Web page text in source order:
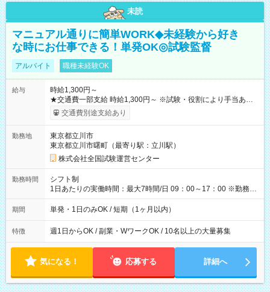
未読
マニュアル通りに簡単WORK◆未経験から好き
な時にお仕事できる！単発OK◎試験監督
アルバイト 職種未経験OK
給与
時給1,300円～
★交通費一部支給 時給1,300円～ ※試験・役割により手当あり
※勤務回数により昇給あり 【即給（前払い）オプションあ
り！】 希望される場合、勤務から1週間ほどで給与の一部を受け
例】 ・河合塾模擬試験 8:30～17:30（休憩1時間） 時給1,300円
×8時間＝日収10,400円＋交通費 ※当日の役割により時給＋100
円の場合あり ・国家試験 7:00～13:30（休憩なし） 時給1,300
円（役割手当＋100円）×6時間＝日収8,400円＋交通費 【試用期
間】試用期間なし
交通費別途支給あり
勤務地
東京都立川市
東京都立川市曙町（最寄り駅：立川駅）
株式会社全国試験運営センター
勤務時間
シフト制
1日あたりの実働時間：最大7時間/日 09：00～17：00 ※勤務時
間は 試験により異なります。
期間 単発・1日のみOK / 短期（1ヶ月以内）
特徴 週1日からOK / 副業・WワークOK / 10名以上の大量募集
気になる！ 応募する 詳細へ